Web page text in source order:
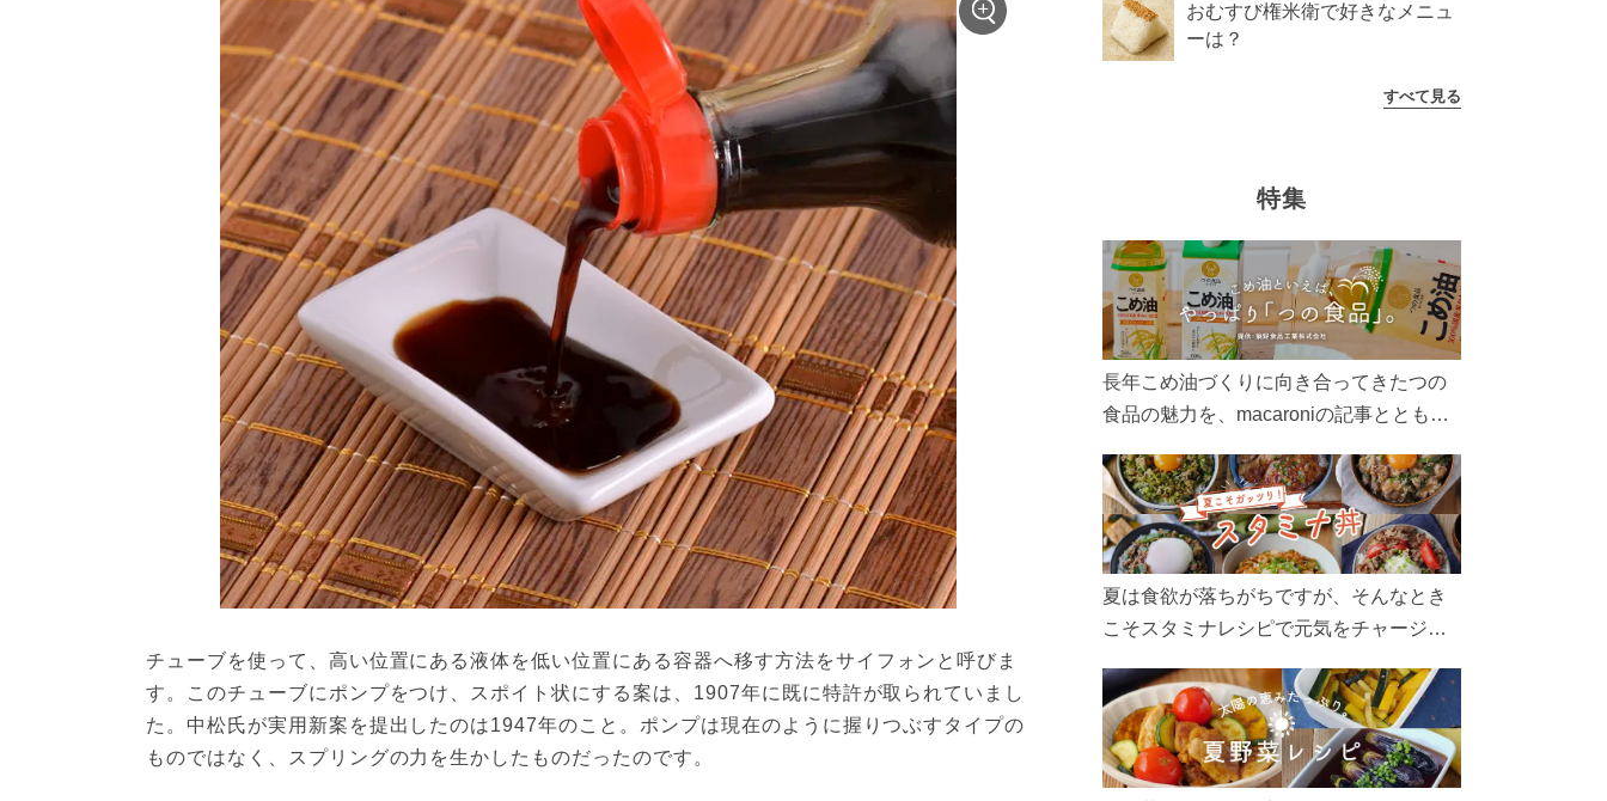
チューブを使って、高い位置にある液体を低い位置にある容器へ移す方法をサイフォンと呼びま
す。このチューブにポンプをつけ、スポイト状にする案は、1907年に既に特許が取られていまし
た。中松氏が実用新案を提出したのは1947年のこと。ポンプは現在のように握りつぶすタイプの
ものではなく、スプリングの力を生かしたものだったのです。
おむすび権米衛で好きなメニュ
ーは？
すべて見る
特集
長年こめ油づくりに向き合ってきたつの
食品の魅力を、macaroniの記事とともに
ん、製造現場や品質へのこだわりまで。
こめ油をもっと好きになるコンテンツを
ぜひお楽しみください。
夏は食欲が落ちがちですが、そんなとき
こそスタミナレシピで元気をチャージ！
リ食べて、夏バテを吹き飛ばしましょ
う！